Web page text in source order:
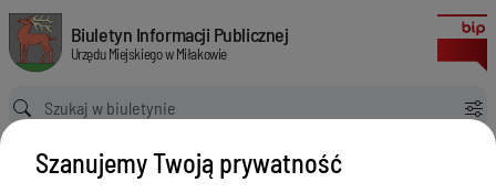
Imienny wykaz głosowania radnych Rady Miejskiej w Miłakowie na
Biuletyn Informacji Publicznej Urzędu Miejskiego w Miłakowie
Biuletyn Informacji Publicznej
Urzędu Miejskiego w Miłakowie
Ścieżka powrotu
Strona główna
Rada Miejska
Rada Miejska - Imienne wykazy głosowań radnych Rady Miejskiej w
Szanujemy Twoją prywatność